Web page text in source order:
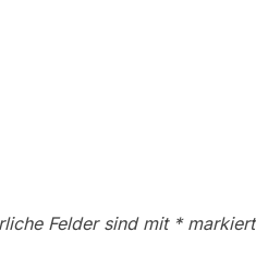
Felder sind mit *markiert